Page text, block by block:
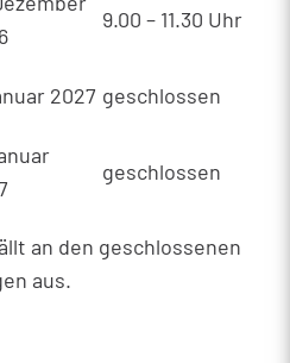
9.00 – 11.30 Uhr
2027 geschlossen
geschlossen
an den geschlossenen
aus.